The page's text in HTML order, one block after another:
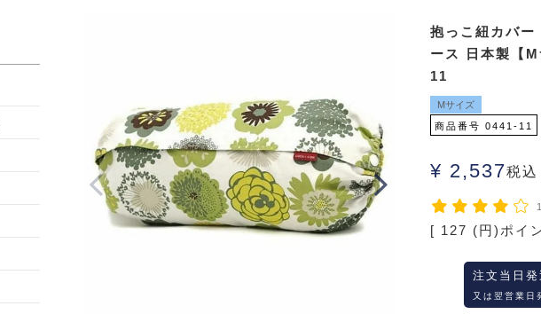
抱っこ紐カバー
ース 日本製【
11
Mサイズ
商品番号 0441-11
¥ 2,537税込
[ 127 (円)ポイ
注文当日
又は翌営業日